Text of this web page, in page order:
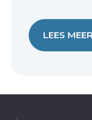
LEES MEER